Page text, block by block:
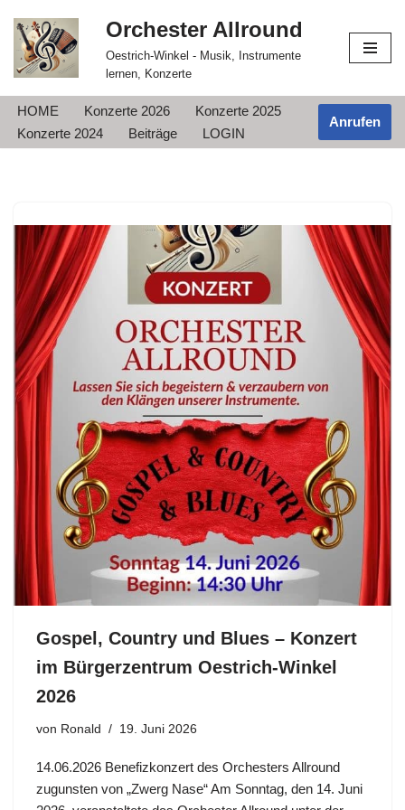
Zum
Inhalt
Orchester Allround
Oestrich-Winkel - Musik, Instrumente
lernen, Konzerte
HOME Konzerte 2026
Konzerte 2025
Konzerte 2024
Beiträge LOGIN
Anrufen
Gospel, Country und Blues – Konzert
im Bürgerzentrum Oestrich-Winkel
2026
von Ronald 19. Juni 2026
14.06.2026 Benefizkonzert des Orchesters Allround
zugunsten von „Zwerg Nase“ Am Sonntag, den 14. Juni